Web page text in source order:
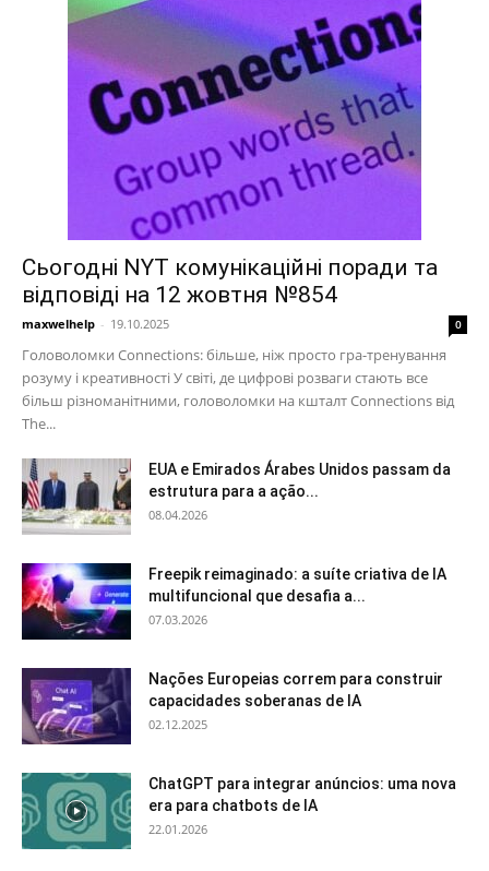
Сьогодні NYT комунікаційні поради та
відповіді на 12 жовтня №854
maxwelhelp - 19.10.2025 0
Головоломки Connections: більше, ніж просто гра-тренування
розуму і креативності У світі, де цифрові розваги стають все
більш різноманітними, головоломки на кшталт Connections від
The...
EUA e Emirados Árabes Unidos passam da
estrutura para a ação...
08.04.2026
Freepik reimaginado: a suíte criativa de IA
multifuncional que desafia a...
07.03.2026
Nações Europeias correm para construir
capacidades soberanas de IA
02.12.2025
ChatGPT para integrar anúncios: uma nova
era para chatbots de IA
22.01.2026